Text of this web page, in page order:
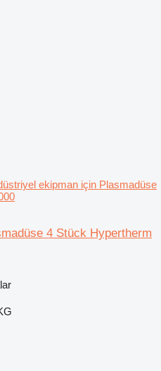
ekipman için Plasmadüse
4 Stück Hypertherm